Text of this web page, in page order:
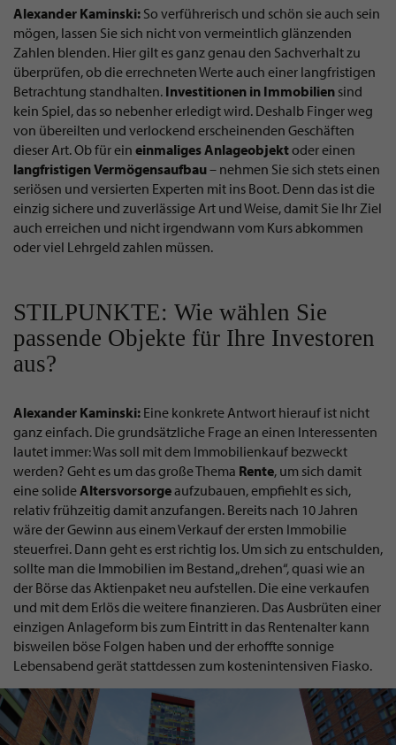
Alexander Kaminski: So verführerisch und schön sie auch sein
mögen, lassen Sie sich nicht von vermeintlich glänzenden
Zahlen blenden. Hier gilt es ganz genau den Sachverhalt zu
überprüfen, ob die errechneten Werte auch einer langfristigen
Betrachtung standhalten. Investitionen in Immobilien sind
kein Spiel, das so nebenher erledigt wird. Deshalb Finger weg
von übereilten und verlockend erscheinenden Geschäften
dieser Art. Ob für ein einmaligesAnlageobjektoder einen
langfristigenVermögensaufbau– nehmen Sie sich stets einen
seriösen und versierten Experten mit ins Boot. Denn das ist die
einzig sichere und zuverlässige Art und Weise, damit Sie Ihr Ziel
auch erreichen und nicht irgendwann vom Kurs abkommen
oder viel Lehrgeld zahlen müssen.
STILPUNKTE: Wie wählen Sie
passende Objekte für Ihre Investoren
aus?
Alexander Kaminski: Eine konkrete Antwort hierauf ist nicht
ganz einfach. Die grundsätzliche Frage an einen Interessenten
lautet immer: Was soll mit dem Immobilienkauf bezweckt
werden? Geht es um das große Thema Rente, um sich damit
eine solideAltersvorsorgeaufzubauen, empfiehlt es sich,
relativ frühzeitig damit anzufangen. Bereits nach 10 Jahren
wäre der Gewinn aus einem Verkauf der ersten Immobilie
steuerfrei. Dann geht es erst richtig los. Um sich zu entschulden,
sollte man die Immobilien im Bestand „drehen“, quasi wie an
der Börse das Aktienpaket neu aufstellen. Die eine verkaufen
und mit dem Erlös die weitere finanzieren. Das Ausbrüten einer
einzigen Anlageform bis zum Eintritt in das Rentenalter kann
bisweilen böse Folgen haben und der erhoffte sonnige
Lebensabend gerät stattdessen zum kostenintensiven Fiasko.